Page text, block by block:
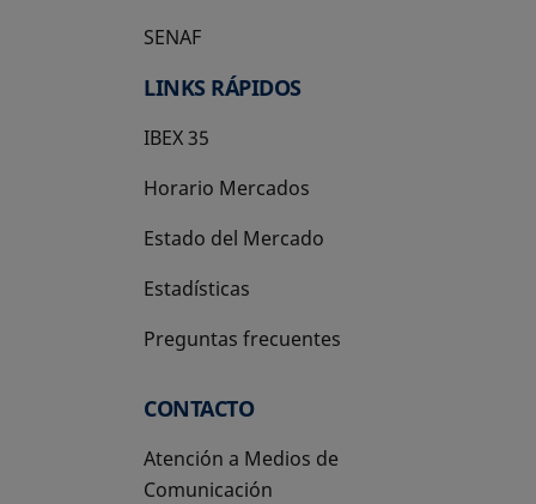
SENAF
LINKS RÁPIDOS
IBEX 35
Horario Mercados
Estado del Mercado
Estadísticas
Preguntas frecuentes
CONTACTO
Atención a Medios de
Comunicación